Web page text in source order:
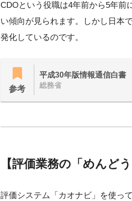
CDOという役職は4年前から5年前
い傾向が見られます。しかし日本
発化しているのです。
参考
平成30年版情報通信白書
総務省
【評価業務の「めんど
評価システム「カオナビ」を使って